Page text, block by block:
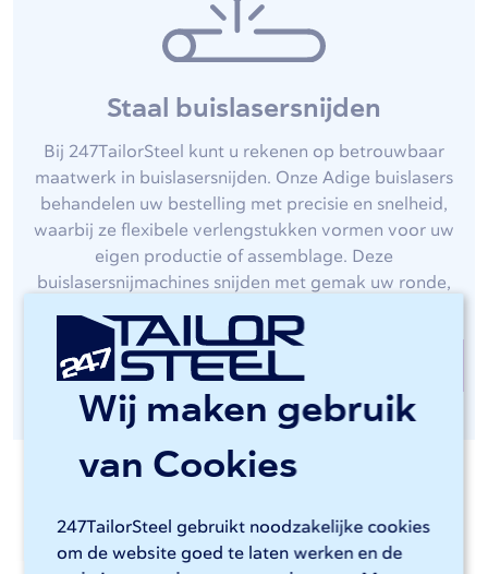
Wij maken gebruik
van Cookies
247TailorSteel gebruikt noodzakelijke cookies
om de website goed te laten werken en de
Staal buislasersnijden
Bij 247TailorSteel kunt u rekenen op betrouwbaar
maatwerk in buislasersnijden. Onze Adige buislasers
behandelen uw bestelling met precisie en snelheid,
waarbij ze flexibele verlengstukken vormen voor uw
eigen productie of assemblage. Deze
buislasersnijmachines snijden met gemak uw ronde,
Buislasersnijden bij 247TailorSteel
Relevante materialen